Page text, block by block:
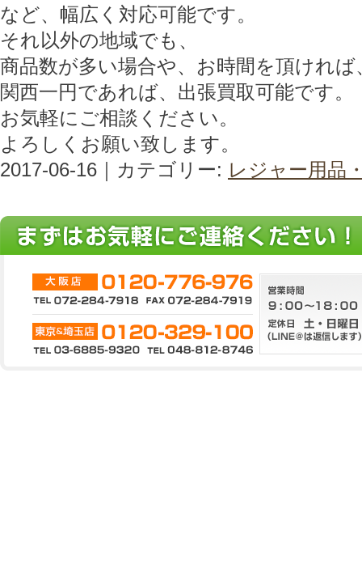
など、幅広く対応可能です。
それ以外の地域でも、
商品数が多い場合や、お時間を頂ければ
関西一円であれば、出張買取可能です。
お気軽にご相談ください。
よろしくお願い致します。
2017-06-16｜カテゴリー: レジャー用品